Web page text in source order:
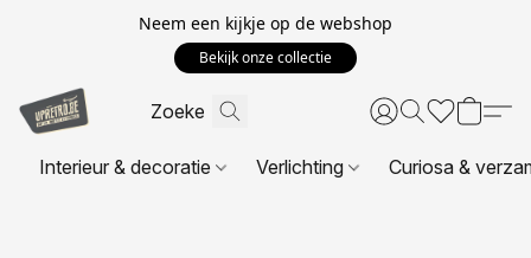
Neem een kijkje op de webshop
Bekijk onze collectie
Interieur & decoratie Verlichting Curiosa &